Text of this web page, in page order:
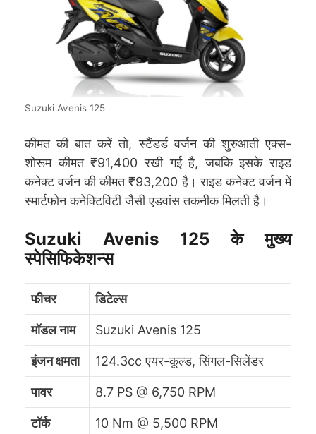
Suzuki Avenis 125
कीमत की बात करें तो, स्टैंडर्ड वर्जन की शुरुआती एक्स-
शोरूम कीमत ₹91,400 रखी गई है, जबकि इसके राइड
कनेक्ट वर्जन की कीमत ₹93,200 है। राइड कनेक्ट वर्जन में
स्मार्टफोन कनेक्टिविटी जैसी एडवांस तकनीक मिलती है।
Suzuki Avenis 125 के मुख्य
स्पेसिफिकेशन्स
फीचर डिटेल्स
मॉडल नाम Suzuki Avenis 125
इंजन क्षमता 124.3cc एयर-कूल्ड, सिंगल-सिलेंडर
पावर 8.7 PS @ 6,750 RPM
टॉर्क 10 Nm @ 5,500 RPM